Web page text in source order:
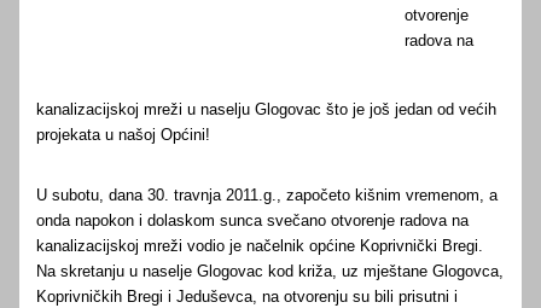
otvorenje
radova na
kanalizacijskoj mreži u naselju Glogovac što je još jedan od većih
projekata u našoj Općini!
U subotu, dana 30. travnja 2011.g., započeto kišnim vremenom, a
onda napokon i dolaskom sunca svečano otvorenje radova na
kanalizacijskoj mreži vodio je načelnik općine Koprivnički Bregi.
Na skretanju u naselje Glogovac kod križa, uz mještane Glogovca,
Koprivničkih Bregi i Jeduševca, na otvorenju su bili prisutni i